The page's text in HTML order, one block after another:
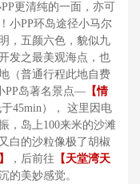
PP更清纯的一面，亦可
小PP环岛途径小马尔
，五颜六色，貌似九
发之最美观海点，也
（普通行程此地自费
PP岛著名景点— 【情
45min）， 这里因电
，岛上100来米的沙滩
白的沙粒像极了胡椒
，后前往 【天堂湾天
的美妙感觉。